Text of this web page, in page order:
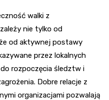
walki z
nie tylko od
od aktywnej postawy
przez lokalnych
rozpoczęcia śledztw i
Dobre relacje z
organizacjami pozwalają